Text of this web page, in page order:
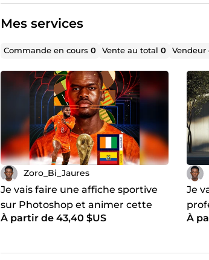
Mes services
Commande en cours0 Vente au total0
Zoro_Bi_Jaures
Je vais faire une affiche sportive
sur Photoshop et animer cette
affiche depuis After Effects
À partir de 43,40 $US
Je
ou
À